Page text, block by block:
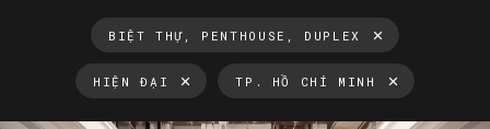
BIỆT THỰ, PENTHOUSE, DUPLEX
HIỆN ĐẠI TP. HỒ CHÍ MINH